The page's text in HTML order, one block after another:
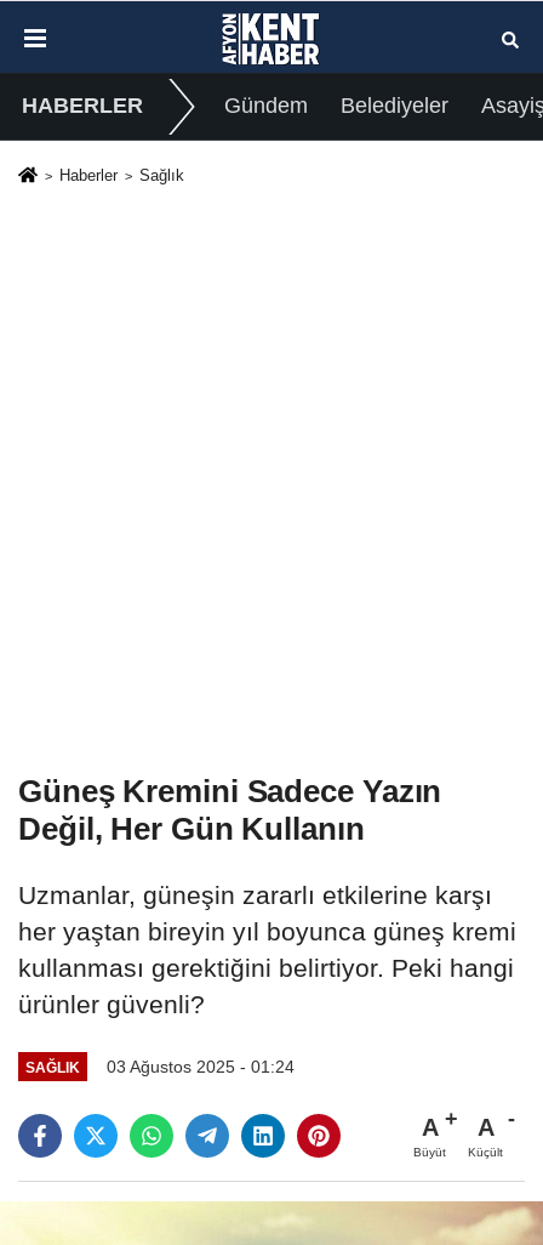
HABERLER Gündem Belediyeler
Haberler Sağlık
Güneş Kremini Sadece Yazın
Değil, Her Gün Kullanın
Uzmanlar, güneşin zararlı etkilerine karşı
her yaştan bireyin yıl boyunca güneş kremi
kullanması gerektiğini belirtiyor. Peki hangi
ürünler güvenli?
SAĞLIK 03 Ağustos 2025 - 01:24
A
Büyüt
A
Küçült